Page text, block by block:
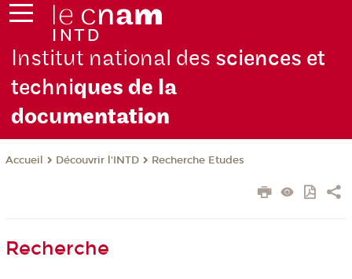
Institut national des sciences et
techniques de la
documentation
Accueil Découvrir l'INTD Recherche Etudes
Recherche